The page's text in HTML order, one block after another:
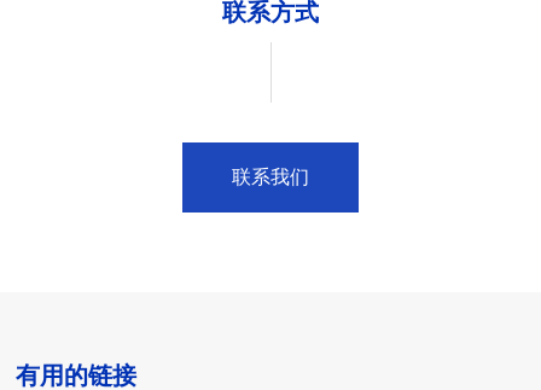
联系方式
联系我们
有用的链接